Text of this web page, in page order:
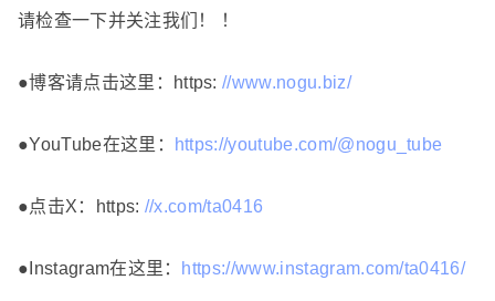
请检查一下并关注我们！ ！
●博客请点击这里：https://www.nogu.biz/
●YouTube在这里： https://youtube.com/@nogu_tube
●点击X：https: //x.com/ta0416
●Instagram在这里： https://www.instagram.com/ta0416/